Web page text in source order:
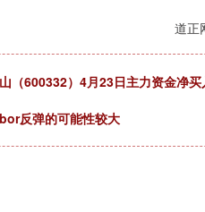
道正
（600332）4月23日主力资金净
反弹的可能性较大